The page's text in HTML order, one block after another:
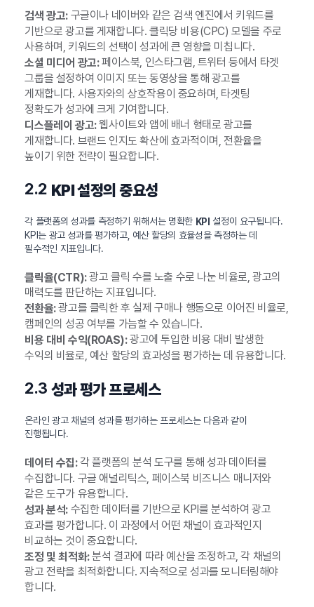
검색 광고:구글이나 네이버와 같은 검색 엔진에서 키워드를
기반으로 광고를 게재합니다. 클릭당 비용(CPC) 모델을 주로
사용하며, 키워드의 선택이 성과에 큰 영향을 미칩니다.
소셜 미디어 광고:페이스북, 인스타그램, 트위터 등에서 타겟
그룹을 설정하여 이미지 또는 동영상을 통해 광고를
게재합니다. 사용자와의 상호작용이 중요하며, 타겟팅
정확도가 성과에 크게 기여합니다.
디스플레이 광고:웹사이트와 앱에 배너 형태로 광고를
게재합니다. 브랜드 인지도 확산에 효과적이며, 전환율을
높이기 위한 전략이 필요합니다.
2.2 KPI 설정의 중요성
각 플랫폼의 성과를 측정하기 위해서는 명확한 KPI 설정이 요구됩니다.
KPI는 광고 성과를 평가하고, 예산 할당의 효율성을 측정하는 데
필수적인 지표입니다.
클릭율(CTR):광고 클릭 수를 노출 수로 나눈 비율로, 광고의
매력도를 판단하는 지표입니다.
전환율:광고를 클릭한 후 실제 구매나 행동으로 이어진 비율로,
캠페인의 성공 여부를 가늠할 수 있습니다.
비용 대비 수익(ROAS):광고에 투입한 비용 대비 발생한
수익의 비율로, 예산 할당의 효과성을 평가하는 데 유용합니다.
2.3 성과 평가 프로세스
온라인 광고 채널의 성과를 평가하는 프로세스는 다음과 같이
진행됩니다.
데이터 수집:각 플랫폼의 분석 도구를 통해 성과 데이터를
수집합니다. 구글 애널리틱스, 페이스북 비즈니스 매니저와
같은 도구가 유용합니다.
성과 분석:수집한 데이터를 기반으로 KPI를 분석하여 광고
효과를 평가합니다. 이 과정에서 어떤 채널이 효과적인지
비교하는 것이 중요합니다.
조정 및 최적화:분석 결과에 따라 예산을 조정하고, 각 채널의
광고 전략을 최적화합니다. 지속적으로 성과를 모니터링해야
합니다.